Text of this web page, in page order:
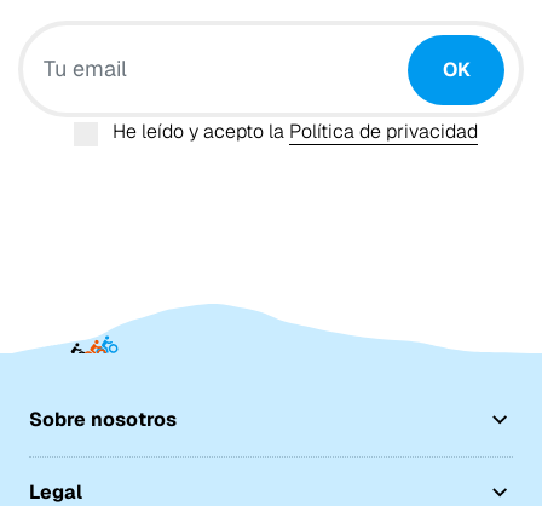
OK
He leído y acepto la Política de privacidad
Sobre nosotros
Legal